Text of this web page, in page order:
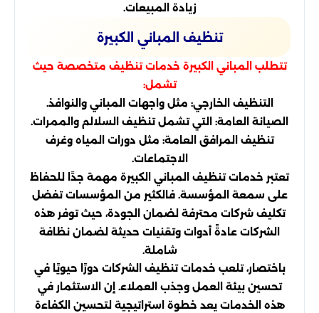
زيادة المبيعات.
تنظيف المباني الكبيرة
تتطلب المباني الكبيرة خدمات تنظيف متخصصة حيث
تشمل:
التنظيف الخارجي: مثل واجهات المباني والنوافذ.
الصيانة العامة: التي تشمل تنظيف السلالم والممرات.
تنظيف المرافق العامة: مثل دورات المياه وغرف
الاجتماعات.
تعتبر خدمات تنظيف المباني الكبيرة مهمة جدًا للحفاظ
على سمعة المؤسسة. فالكثير من المؤسسات تفضل
تكليف شركات محترفة لضمان الجودة، حيث توفر هذه
الشركات عادةً أدوات وتقنيات حديثة لضمان نظافة
شاملة.
باختصار، تلعب خدمات تنظيف الشركات دورًا حيويًا في
تحسين بيئة العمل وجذب العملاء. إن الاستثمار في
هذه الخدمات يعد خطوة استراتيجية لتحسين الكفاءة